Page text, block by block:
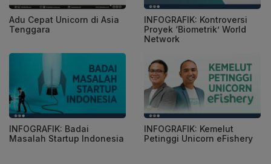
Adu Cepat Unicorn di Asia
Tenggara
INFOGRAFIK: Kontroversi
Proyek ‘Biometrik’ World
Network
INFOGRAFIK: Badai
Masalah Startup Indonesia
INFOGRAFIK: Kemelut
Petinggi Unicorn eFishery